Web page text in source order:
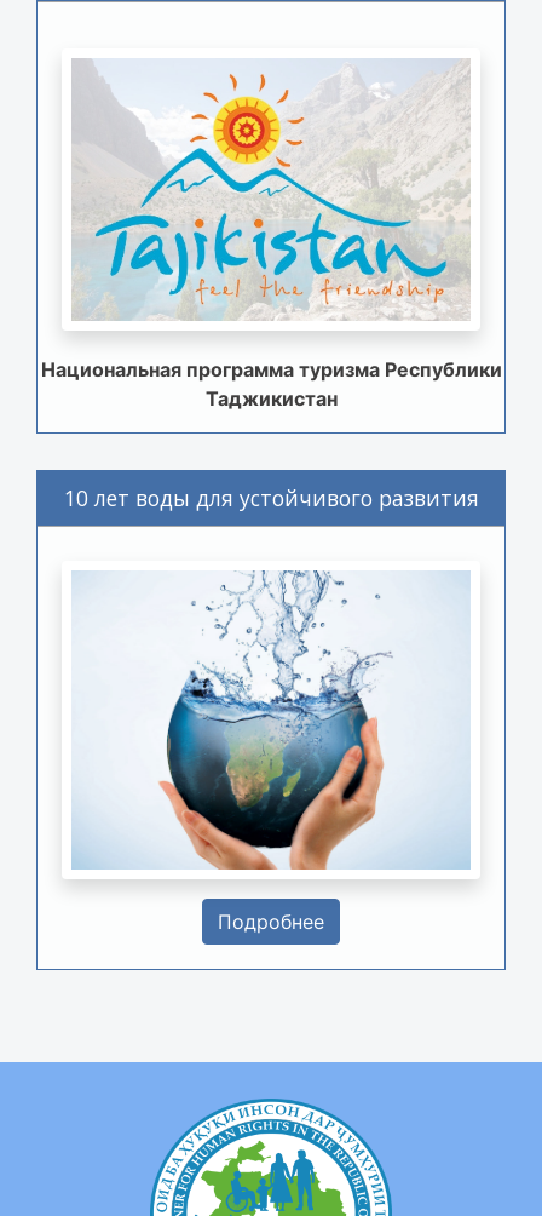
Национальная программа туризма Республики
Таджикистан
10 лет воды для устойчивого развития
Подробнее